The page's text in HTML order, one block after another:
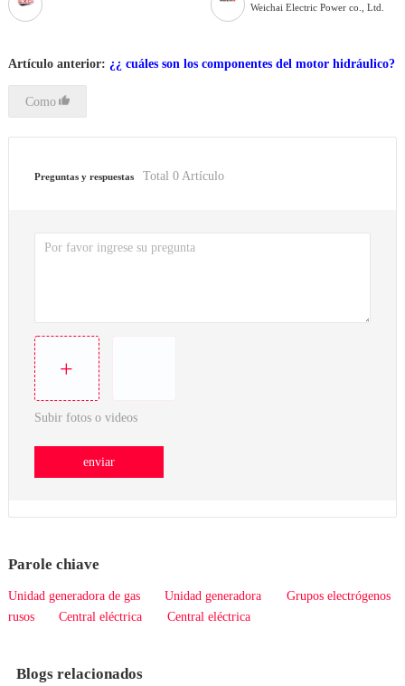
Weichai Electric Power co., Ltd.
Artículo anterior: ¿¿ cuáles son los componentes del motor hidráulico?
Como
Preguntas y respuestas Total 0Artículo
+
Subir fotos o videos
enviar
Parole chiave
Unidad generadora de gas Unidad generadora
Grupos electrógenos
rusos
Central eléctrica Central eléctrica
Blogs relacionados